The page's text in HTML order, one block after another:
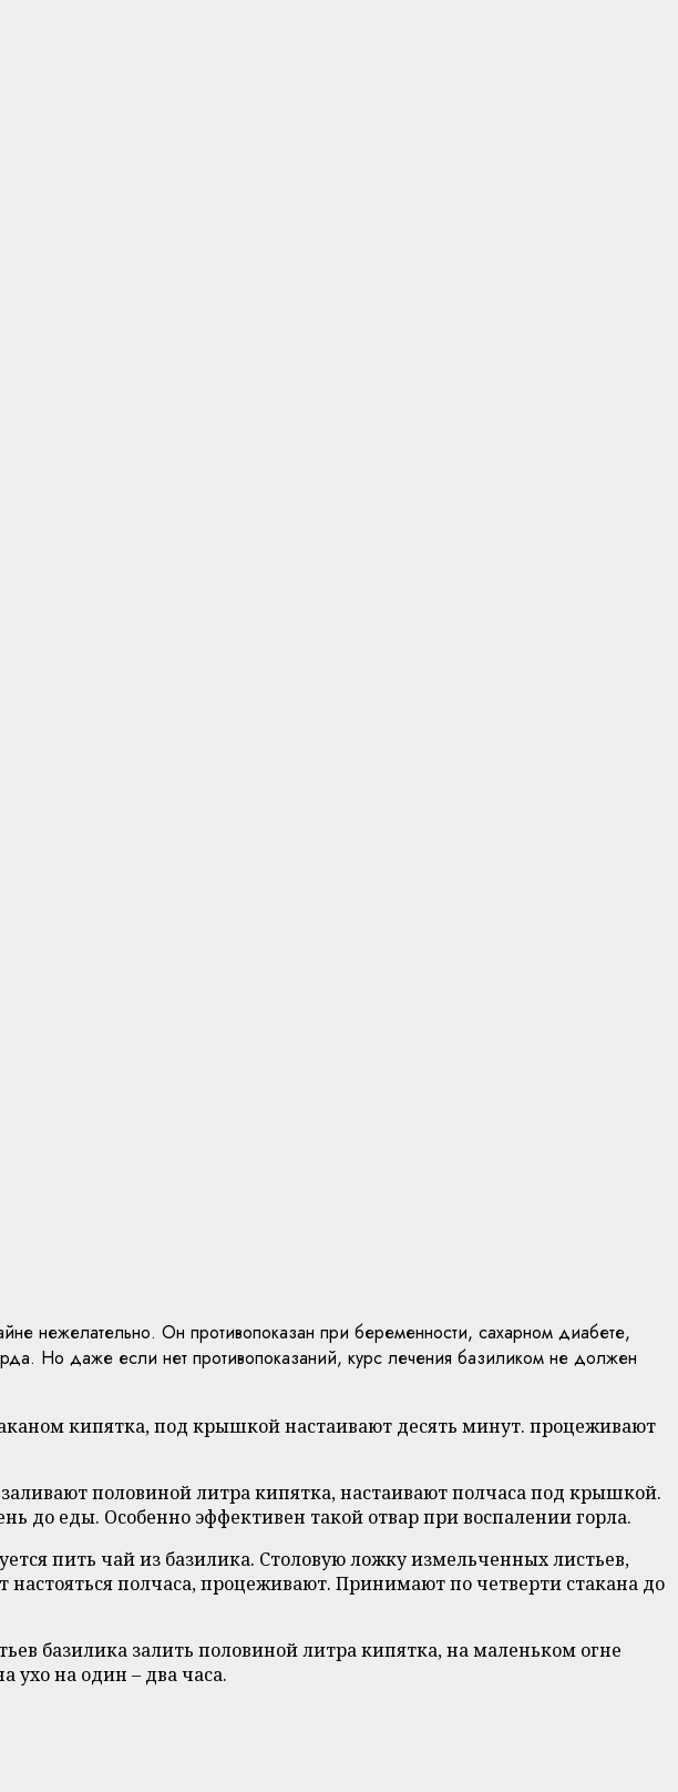
нежелательно. Он противопоказан при беременности, сахарном диабете,
Но даже если нет противопоказаний, курс лечения базиликом не должен
кипятка, под крышкой настаивают десять минут. процеживают
половиной литра кипятка, настаивают полчаса под крышкой.
до еды. Особенно эффективен такой отвар при воспалении горла.
пить чай из базилика. Столовую ложку измельченных листьев,
полчаса, процеживают. Принимают по четверти стакана до
базилика залить половиной литра кипятка, на маленьком огне
ухо на один – два часа.